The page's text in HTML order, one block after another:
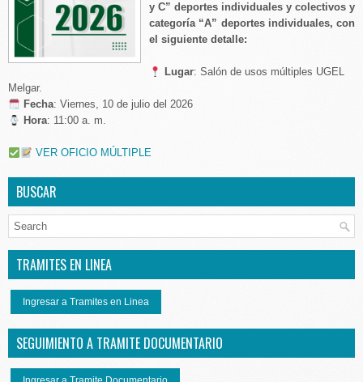
y C” deportes individuales y colectivos y
categoría “A” deportes individuales, con
el siguiente detalle:
Lugar: Salón de usos múltiples UGEL
Melgar.
Fecha: Viernes, 10 de julio del 2026
Hora: 11:00 a. m.
VER OFICIO MÚLTIPLE
BUSCAR
TRAMITES EN LINEA
Ingresar a Tramites en Linea
SEGUIMIENTO A TRAMITE DOCUMENTARIO